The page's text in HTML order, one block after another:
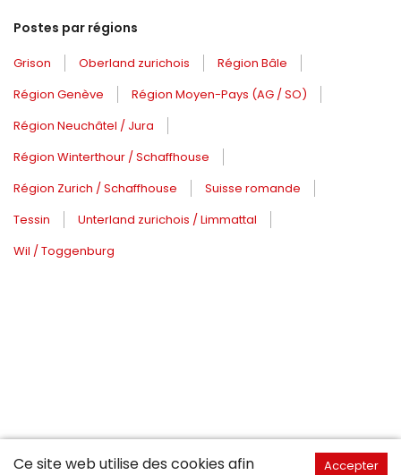
Postes par régions
Grison Oberland zurichois
Région Bâle
Région Genève
Région Moyen-Pays (AG / SO)
Région Neuchâtel / Jura
Région Winterthour / Schaffhouse
Région Zurich / Schaffhouse
Suisse romande
Tessin
Unterland zurichois / Limmattal
Wil / Toggenburg
Ce site web utilise des cookies afin
Accepter